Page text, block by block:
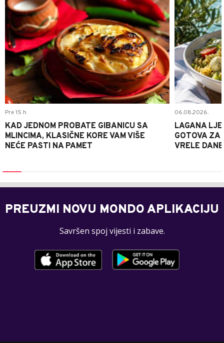
Pre 15 h
KAD JEDNOM PROBATE GIBANICU SA
MLINCIMA, KLASIČNE KORE VAM VIŠE
NEĆE PASTI NA PAMET
06.08.2026.
LAGANA
GOTOVA ZA
VRELE DANE
PREUZMI NOVU MONDO APLIKACIJU
Savršen spoj vijesti i zabave.